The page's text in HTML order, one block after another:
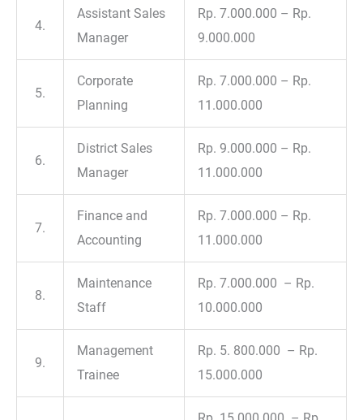
4.
Assistant Sales
Manager
Rp. 7.000.000 – Rp.
9.000.000
5.
Corporate
Planning
Rp. 7.000.000 – Rp.
11.000.000
6.
District Sales
Manager
Rp. 9.000.000 – Rp.
11.000.000
7.
Finance and
Accounting
Rp. 7.000.000 – Rp.
11.000.000
8.
Maintenance
Staff
Rp. 7.000.000 – Rp.
10.000.000
9.
Management
Trainee
Rp. 5. 800.000 – Rp.
15.000.000